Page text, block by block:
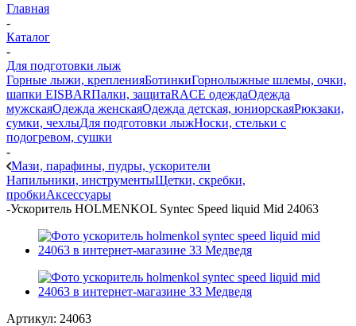
Главная
-
Каталог
-
Для подготовки лыж
Горные лыжи, крепленияБотинкиГорнолыжные шлемы, очки,
шапки EISBARПалки, защитаRACE одеждаОдежда
мужскаяОдежда женскаяОдежда детская, юниорскаяРюкзаки,
сумки, чехлыДля подготовки лыжНоски, стельки с
подогревом, сушки
-
Мази, парафины, пудры, ускорители
Напильники, инструментыЩетки, скребки,
пробкиАксессуары
-Ускоритель HOLMENKOL Syntec Speed liquid Mid 24063
Артикул: 24063